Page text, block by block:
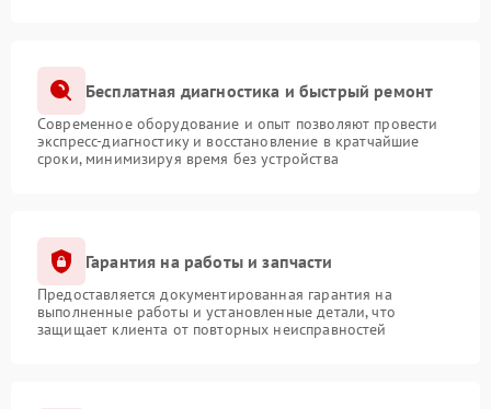
Бесплатная диагностика и быстрый ремонт
Современное оборудование и опыт позволяют провести
экспресс-диагностику и восстановление в кратчайшие
сроки, минимизируя время без устройства
Гарантия на работы и запчасти
Предоставляется документированная гарантия на
выполненные работы и установленные детали, что
защищает клиента от повторных неисправностей